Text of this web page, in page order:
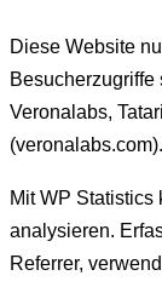
Diese Website
Besucherzugriffe
Veronalabs,
(veronalabs.com).
Mit WP Statistics
analysieren.
Referrer,